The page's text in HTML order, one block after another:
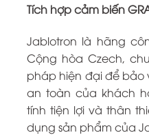
Tích hợp cảm biến
Jablotron là hãng
Cộng hòa Czech,
pháp hiện đại để bảo
an toàn của khách
tính tiện lợi và thân
dụng sản phẩm của